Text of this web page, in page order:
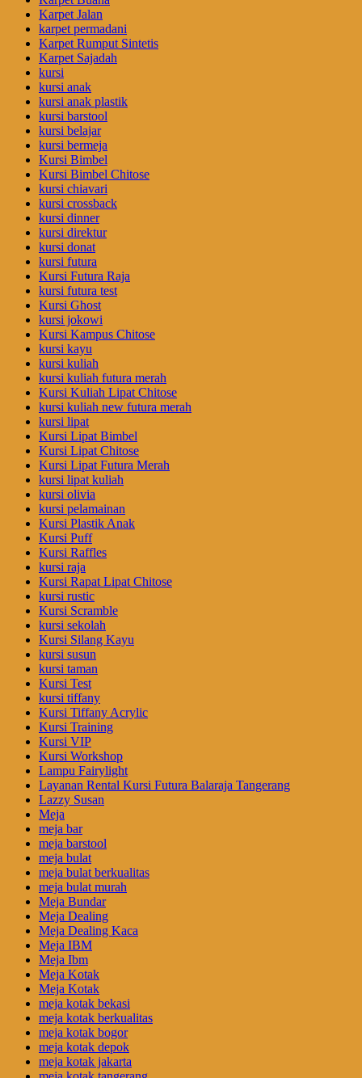
Karpet Jalan
karpet permadani
Karpet Rumput Sintetis
Karpet Sajadah
kursi
kursi anak
kursi anak plastik
kursi barstool
kursi belajar
kursi bermeja
Kursi Bimbel
Kursi Bimbel Chitose
kursi chiavari
kursi crossback
kursi dinner
kursi direktur
kursi donat
kursi futura
Kursi Futura Raja
kursi futura test
Kursi Ghost
kursi jokowi
Kursi Kampus Chitose
kursi kayu
kursi kuliah
kursi kuliah futura merah
Kursi Kuliah Lipat Chitose
kursi kuliah new futura merah
kursi lipat
Kursi Lipat Bimbel
Kursi Lipat Chitose
Kursi Lipat Futura Merah
kursi lipat kuliah
kursi olivia
kursi pelamainan
Kursi Plastik Anak
Kursi Puff
Kursi Raffles
kursi raja
Kursi Rapat Lipat Chitose
kursi rustic
Kursi Scramble
kursi sekolah
Kursi Silang Kayu
kursi susun
kursi taman
Kursi Test
kursi tiffany
Kursi Tiffany Acrylic
Kursi Training
Kursi VIP
Kursi Workshop
Lampu Fairylight
Layanan Rental Kursi Futura Balaraja Tangerang
Lazzy Susan
Meja
meja bar
meja barstool
meja bulat
meja bulat berkualitas
meja bulat murah
Meja Bundar
Meja Dealing
Meja Dealing Kaca
Meja IBM
Meja Ibm
Meja Kotak
Meja Kotak
meja kotak bekasi
meja kotak berkualitas
meja kotak bogor
meja kotak depok
meja kotak jakarta